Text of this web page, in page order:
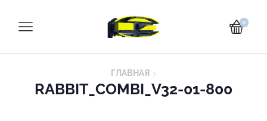
0
ГЛАВНАЯ
RABBIT_COMBI_V32-01-800